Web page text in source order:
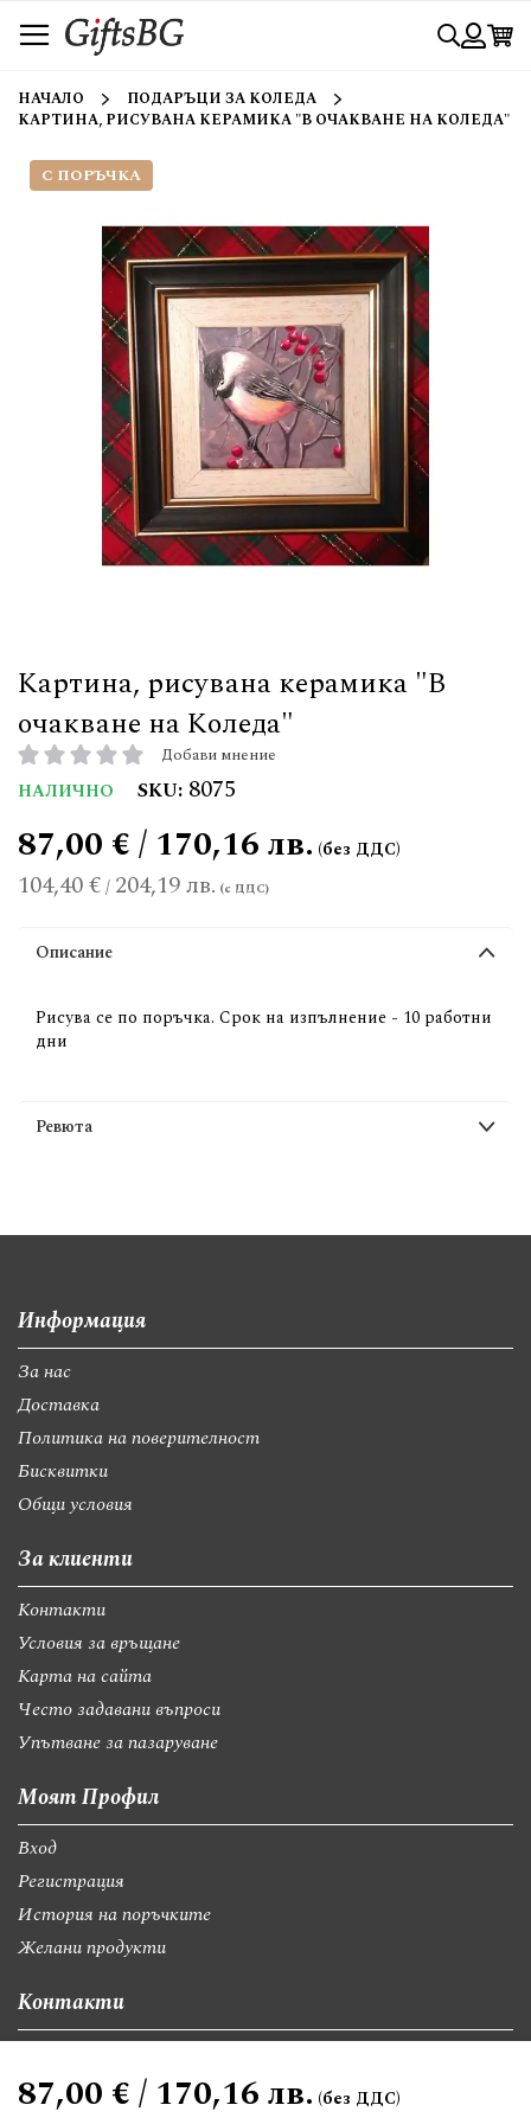
към
съдържанието
Търси
НАЧАЛО
ПОДАРЪЦИ ЗА КОЛЕДА
КАРТИНА, РИСУВАНА КЕРАМИКА "В ОЧАКВАНЕ НА КОЛЕДА"
Картина, рисувана керамика "В
очакване на Коледа"
рейтинг: Добави мнение
НАЛИЧНО SKU 8075
104,40 €/ 204,19 лв.
87,00 € / 170,16 лв.
87,00 € / 170,16 лв.
С ПОРЪЧКА
Описание
Рисува се по поръчка. Срок на изпълнение - 10 работни
дни
Ревюта
Информация
За нас
Доставка
Политика на поверителност
Бисквитки
Общи условия
За клиенти
Контакти
Условия за връщане
Карта на сайта
Често задавани въпроси
Упътване за пазаруване
Моят Профил
Вход
Регистрация
История на поръчките
Желани продукти
Контакти
giftsbgnet@gmail.com